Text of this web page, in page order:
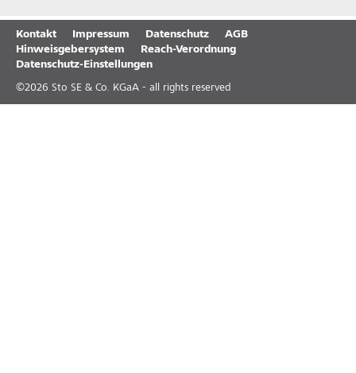
Kontakt Impressum Datenschutz
AGB
Hinweisgebersystem
Reach-Verordnung
Datenschutz-Einstellungen
©2026 Sto SE & Co. KGaA - all rights reserved